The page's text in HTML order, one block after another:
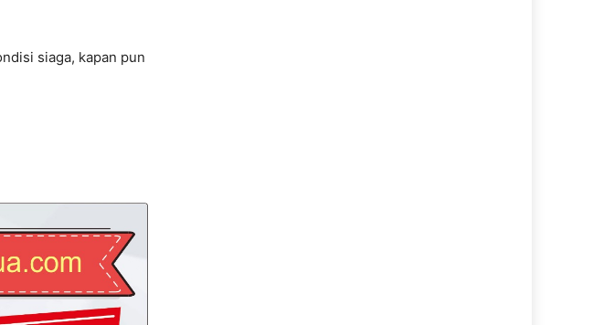
siaga, kapan pun